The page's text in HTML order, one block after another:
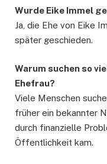
Wurde Eike Immel
Ja, die Ehe von Eike
später geschieden.
Warum suchen so
Ehefrau?
Viele Menschen
früher ein bekannter
durch finanzielle
Öffentlichkeit kam.